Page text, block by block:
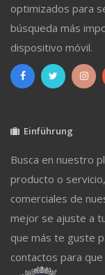
optimizados para
búsqueda más
dispositivo móvil.
Einführung
Busca en nuestro
producto o
comerciales de
mejor se ajuste a
que más te guste
contactos para